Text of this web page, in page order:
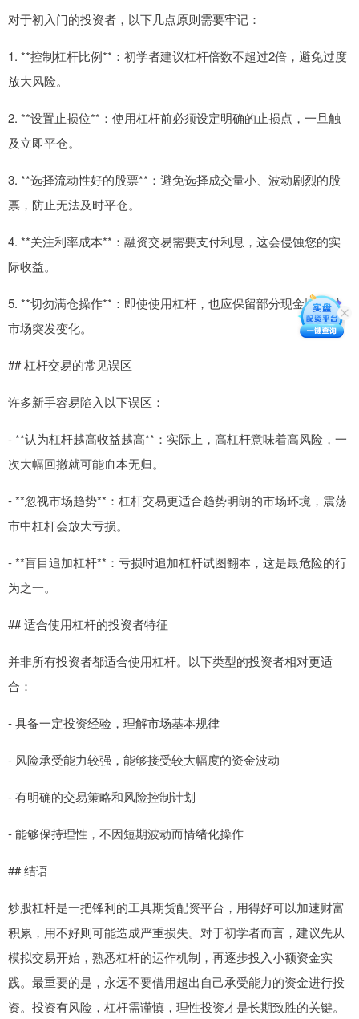
对于初入门的投资者，以下几点原则需要牢记：
1. **控制杠杆比例**：初学者建议杠杆倍数不超过2倍，避免过度
放大风险。
2. **设置止损位**：使用杠杆前必须设定明确的止损点，一旦触
及立即平仓。
3. **选择流动性好的股票**：避免选择成交量小、波动剧烈的股
票，防止无法及时平仓。
4. **关注利率成本**：融资交易需要支付利息，这会侵蚀您的实
际收益。
5. **切勿满仓操作**：即使使用杠杆，也应保留部分现金以应对
市场突发变化。
## 杠杆交易的常见误区
许多新手容易陷入以下误区：
- **认为杠杆越高收益越高**：实际上，高杠杆意味着高风险，一
次大幅回撤就可能血本无归。
- **忽视市场趋势**：杠杆交易更适合趋势明朗的市场环境，震荡
市中杠杆会放大亏损。
- **盲目追加杠杆**：亏损时追加杠杆试图翻本，这是最危险的行
为之一。
## 适合使用杠杆的投资者特征
并非所有投资者都适合使用杠杆。以下类型的投资者相对更适
合：
- 具备一定投资经验，理解市场基本规律
- 风险承受能力较强，能够接受较大幅度的资金波动
- 有明确的交易策略和风险控制计划
- 能够保持理性，不因短期波动而情绪化操作
## 结语
炒股杠杆是一把锋利的工具期货配资平台，用得好可以加速财富
积累，用不好则可能造成严重损失。对于初学者而言，建议先从
模拟交易开始，熟悉杠杆的运作机制，再逐步投入小额资金实
践。最重要的是，永远不要借用超出自己承受能力的资金进行投
资。投资有风险，杠杆需谨慎，理性投资才是长期致胜的关键。